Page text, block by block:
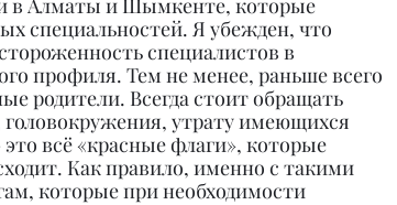
в Алматы и Шымкенте, которые
специальностей. Я убежден, что
специалистов в
профиля. Тем не менее, раньше всего
родители. Всегда стоит обращать
утрату имеющихся
всё «красные флаги», которые
Как правило, именно с такими
которые при необходимости